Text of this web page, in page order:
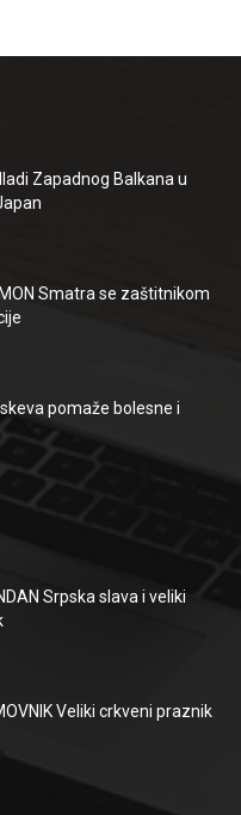
Zapadnog Balkana u
Smatra se zaštitnikom
pomaže bolesne i
Srpska slava i veliki
Veliki crkveni praznik